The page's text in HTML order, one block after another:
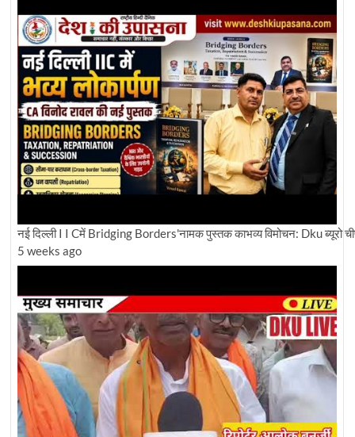
नई दिल्ली I I Cमें Bridging Borders'नामक पुस्तक काभव्य विमोचन: Dku ब्यूरो चीफ
5 weeks ago